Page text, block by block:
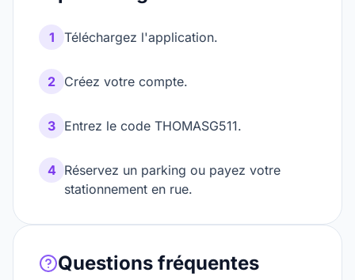
1 Téléchargez l'application.
2 Créez votre compte.
3 Entrez le code THOMASG511.
4 Réservez un parking ou payez votre
stationnement en rue.
Questions fréquentes